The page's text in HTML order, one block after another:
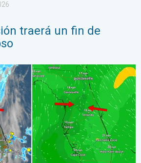
traerá un fin de
de hoy. Una historia de Florida.